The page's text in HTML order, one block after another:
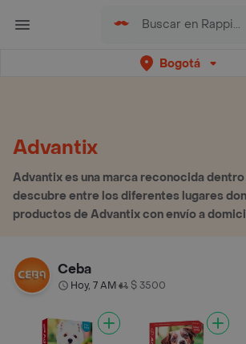
Bogotá
Advantix
Advantix es una marca reconocida
descubre entre los diferentes lugares
productos de Advantix con envío a
Ceba
Hoy, 7 AM• $ 3500